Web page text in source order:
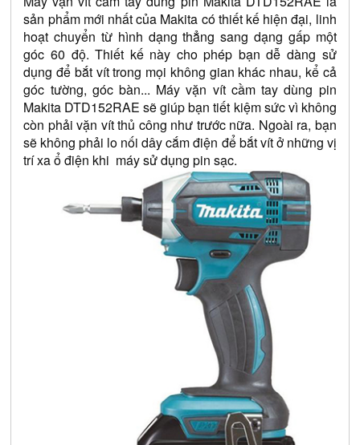
sản phẩm mới nhất của Makita có thiết kế hiện đại, linh
hoạt chuyển từ hình dạng thẳng sang dạng gấp một
góc 60 độ. Thiết kế này cho phép bạn dễ dàng sử
dụng để bắt vít trong mọi không gian khác nhau, kể cả
góc tường, góc bàn... Máy vặn vít cầm tay dùng pin
Makita DTD152RAE sẽ giúp bạn tiết kiệm sức vì không
còn phải vặn vít thủ công như trước nữa. Ngoài ra, bạn
sẽ không phải lo nối dây cắm điện để bắt vít ở những vị
trí xa ổ điện khi  máy sử dụng pin sạc.